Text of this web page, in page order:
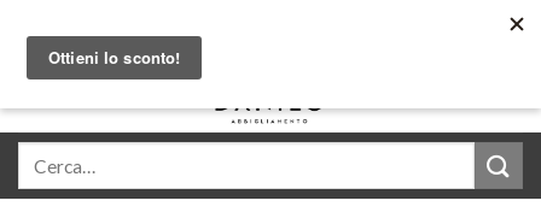
content